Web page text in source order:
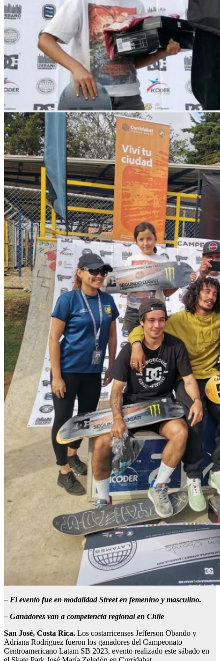
– El evento fue en modalidad Street en femenino y masculino.
– Ganadores van a competencia regional en Chile
San José, Costa Rica. Los costarricenses Jefferson Obando y
Adriana Rodríguez fueron los ganadores del Campeonato
Centroamericano Latam SB 2023, evento realizado este sábado en